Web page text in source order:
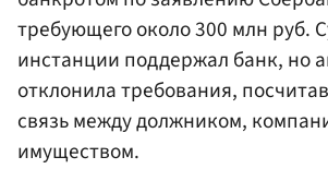
требующего около 300 млн руб.
инстанции поддержал банк, но
отклонила требования,
связь между должником,
имуществом.